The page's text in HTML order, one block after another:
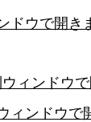
ウで開き
ィンドウで
ンドウで